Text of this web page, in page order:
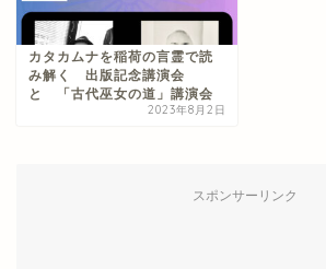
カタカムナを稲荷の言霊で読
み解く 出版記念講演会
と 「古代巫女の道」講演会
2023年8月2日
スポンサーリンク